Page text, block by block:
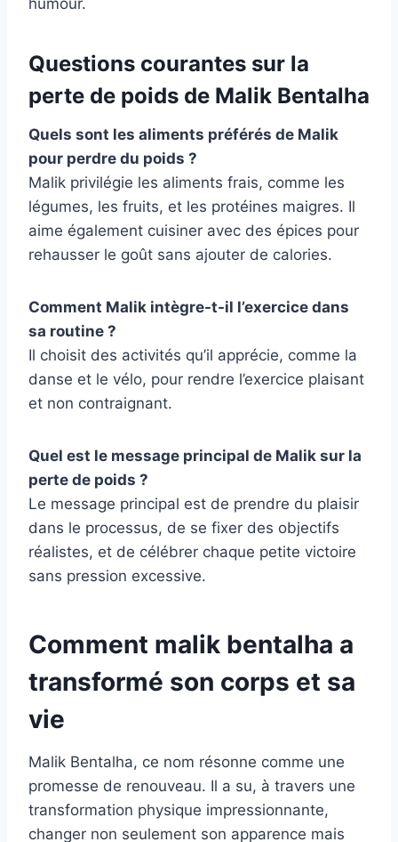
humour.
Questions courantes sur la
perte de poids de Malik Bentalha
Quels sont les aliments préférés de Malik
pour perdre du poids ?
Malik privilégie les aliments frais, comme les
légumes, les fruits, et les protéines maigres. Il
aime également cuisiner avec des épices pour
rehausser le goût sans ajouter de calories.
Comment Malik intègre-t-il l’exercice dans
sa routine ?
Il choisit des activités qu’il apprécie, comme la
danse et le vélo, pour rendre l’exercice plaisant
et non contraignant.
Quel est le message principal de Malik sur la
perte de poids ?
Le message principal est de prendre du plaisir
dans le processus, de se fixer des objectifs
réalistes, et de célébrer chaque petite victoire
sans pression excessive.
Comment malik bentalha a
transformé son corps et sa
vie
Malik Bentalha, ce nom résonne comme une
promesse de renouveau. Il a su, à travers une
transformation physique impressionnante,
changer non seulement son apparence mais